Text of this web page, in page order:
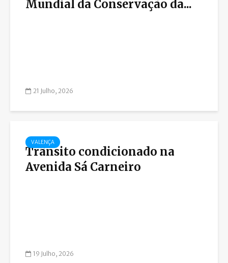
Mundial da Conservação da...
21 Julho, 2026
VALENÇA
Trânsito condicionado na
Avenida Sá Carneiro
19 Julho, 2026